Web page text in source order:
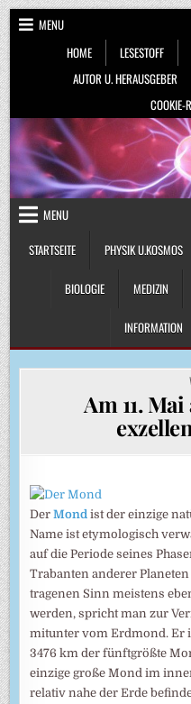
Skip
to
content
MENU
HOME
LESESTOFF
AUTOR U. HERAUSGEBER
COOKIE-
MENU
STARTSEITE
PHYSIK U.KOSMOS
BIOLOGIE MEDIZIN
INFORMATION
Am 11.
DerMond ist der einzige
Name ist etymo­logisch
auf die Periode seines
Traban­ten anderer
trage­nen Sinn meis­tens
werden, spricht man zur
mit­unter vom Erd­mond. Er
3476 km der fünft­größte
einzige große Mond im
relativ nahe der Erde